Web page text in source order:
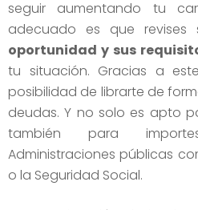
seguir aumentando tu
adecuado es que revises
oportunidad y sus
tu situación. Gracias a
posibilidad de librarte de
deudas. Y no solo es apto
también para
Administraciones públicas
o la Seguridad Social.